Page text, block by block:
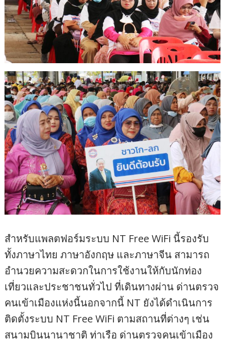
สำหรับแพลตฟอร์มระบบ NT Free WiFi นี้รองรับ
ทั้งภาษาไทย ภาษาอังกฤษ และภาษาจีน สามารถ
อำนวยความสะดวกในการใช้งานให้กับนักท่อง
เที่ยวและประชาชนทั่วไป ที่เดินทางผ่าน ด่านตรวจ
คนเข้าเมืองแห่งนี้นอกจากนี้ NT ยังได้ดำเนินการ
ติดตั้งระบบ NT Free WiFi ตามสถานที่ต่างๆ เช่น
สนามบินนานาชาติ ท่าเรือ ด่านตรวจคนเข้าเมือง